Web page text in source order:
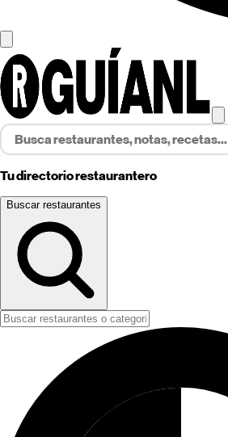
Tu directorio restaurantero
Buscar restaurantes